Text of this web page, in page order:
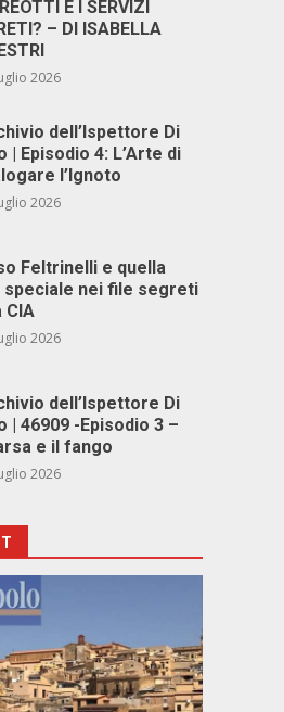
E I SERVIZI
– DI ISABELLA
2026
dell’Ispettore Di
| Episodio 4: L’Arte di
l’Ignoto
2026
Feltrinelli e quella
speciale nei file segreti
CIA
2026
dell’Ispettore Di
| 46909 -Episodio 3 –
e il fango
2026